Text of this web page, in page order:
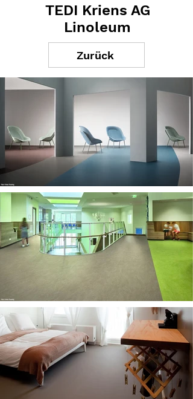
TEDI Kriens AG
Linoleum
Zurück